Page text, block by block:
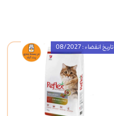
تاریخ انقضاء : 08/2027